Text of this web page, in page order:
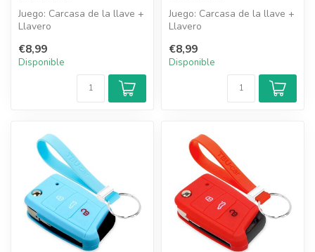
Juego: Carcasa de la llave +
Llavero
€8,99
Disponible
Juego: Carcasa de la llave +
Llavero
€8,99
Disponible